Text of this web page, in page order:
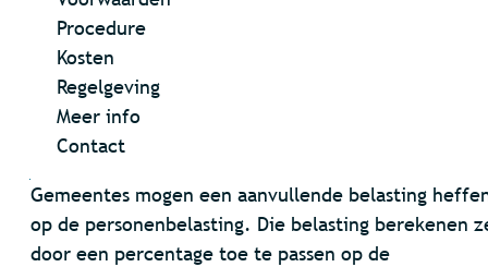
Procedure
Kosten
Regelgeving
Meer info
Contact
Inhoud
Gemeentes mogen een aanvullende belasting
op de personenbelasting. Die belasting berekenen
door een percentage toe te passen op de